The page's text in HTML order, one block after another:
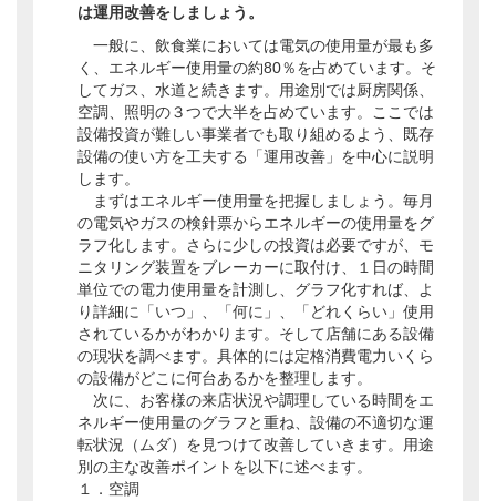
は運用改善をしましょう。
一般に、飲食業においては電気の使用量が最も多
く、エネルギー使用量の約80％を占めています。そ
してガス、水道と続きます。用途別では厨房関係、
空調、照明の３つで大半を占めています。ここでは
設備投資が難しい事業者でも取り組めるよう、既存
設備の使い方を工夫する「運用改善」を中心に説明
します。
まずはエネルギー使用量を把握しましょう。毎月
の電気やガスの検針票からエネルギーの使用量をグ
ラフ化します。さらに少しの投資は必要ですが、モ
ニタリング装置をブレーカーに取付け、１日の時間
単位での電力使用量を計測し、グラフ化すれば、よ
り詳細に「いつ」、「何に」、「どれくらい」使用
されているかがわかります。そして店舗にある設備
の現状を調べます。具体的には定格消費電力いくら
の設備がどこに何台あるかを整理します。
次に、お客様の来店状況や調理している時間をエ
ネルギー使用量のグラフと重ね、設備の不適切な運
転状況（ムダ）を見つけて改善していきます。用途
別の主な改善ポイントを以下に述べます。
１．空調